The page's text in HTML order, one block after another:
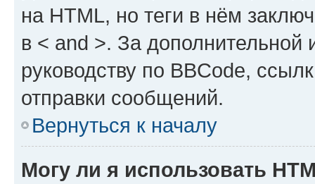
на HTML, но теги в нём
в < and >. За
руководству по BBCode,
отправки сообщений.
Вернуться к началу
Могу ли я использовать